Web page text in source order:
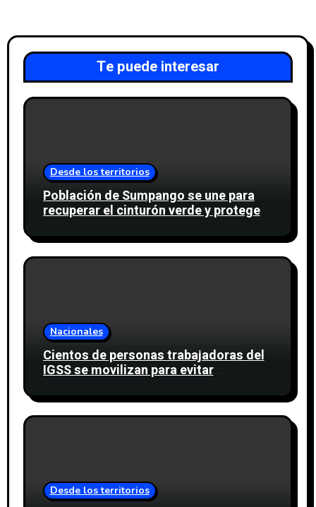
Te puede interesar
Desde los territorios
Población de Sumpango se une para
recuperar el cinturón verde y proteger
Nacionales
Cientos de personas trabajadoras del
IGSS se movilizan para evitar
Desde los territorios